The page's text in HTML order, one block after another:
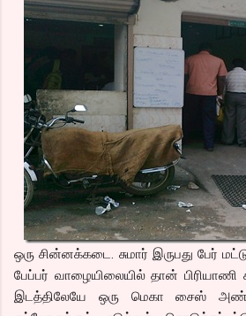
ஒரு சின்னக்கடை. சுமார் இருபது பேர்
பேப்பர் வாழையிலையில் தான்
இடத்திலேயே ஒரு மெகா சைஸ்